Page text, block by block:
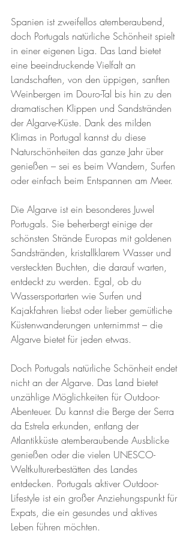
Spanien ist zweifellos atemberaubend,
doch Portugals natürliche Schönheit spielt
in einer eigenen Liga. Das Land bietet
eine beeindruckende Vielfalt an
Landschaften, von den üppigen, sanften
Weinbergen im Douro-Tal bis hin zu den
dramatischen Klippen und Sandstränden
der Algarve-Küste. Dank des milden
Klimas in Portugal kannst du diese
Naturschönheiten das ganze Jahr über
genießen – sei es beim Wandern, Surfen
oder einfach beim Entspannen am Meer.
Die Algarve ist ein besonderes Juwel
Portugals. Sie beherbergt einige der
schönsten Strände Europas mit goldenen
Sandstränden, kristallklarem Wasser und
versteckten Buchten, die darauf warten,
entdeckt zu werden. Egal, ob du
Wassersportarten wie Surfen und
Kajakfahren liebst oder lieber gemütliche
Küstenwanderungen unternimmst – die
Algarve bietet für jeden etwas.
Doch Portugals natürliche Schönheit endet
nicht an der Algarve. Das Land bietet
unzählige Möglichkeiten für Outdoor-
Abenteuer. Du kannst die Berge der Serra
da Estrela erkunden, entlang der
Atlantikküste atemberaubende Ausblicke
genießen oder die vielen UNESCO-
Weltkulturerbestätten des Landes
entdecken. Portugals aktiver Outdoor-
Lifestyle ist ein großer Anziehungspunkt für
Expats, die ein gesundes und aktives
Leben führen möchten.